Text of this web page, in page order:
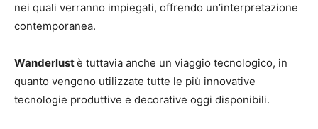
nei quali verranno impiegati, offrendo un’interpretazione
contemporanea.
Wanderlustè tuttavia anche un viaggio tecnologico, in
quanto vengono utilizzate tutte le più innovative
tecnologie produttive e decorative oggi disponibili.